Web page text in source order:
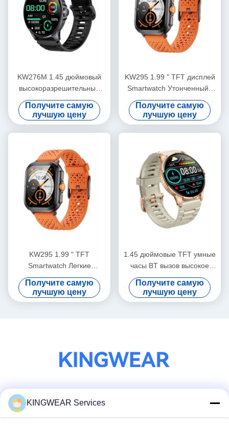
KW276M 1.45 дюймовый
высокоразрешительный
TFT дисплей Smartwatch с
Bluetooth-звонками
Получите самую
лучшую цену
KW295 1.99 " TFT дисплей
Smartwatch Утонченный /
легкий фитнес-трекер с
Bluetooth-звонками
Получите самую
лучшую цену
KW295 1.99 " TFT
Smartwatch Легкие
спортивные часы с
Bluetooth-звонками
Получите самую
лучшую цену
1.45 дюймовые TFT умные
часы BT вызов высокое
разрешение умные часы
здоровье мониторинга
Получите самую
лучшую цену
Социальные сети
KINGWEAR Services